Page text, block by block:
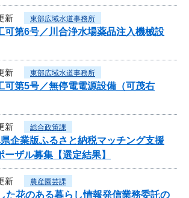
新 東部広域水道事務所
可第6号／川合浄水場薬品注入機械設
新 東部広域水道事務所
可第5号／無停電電源設備（可茂右
新 総合政策課
企業版ふるさと納税マッチング支援
ザル募集【選定結果】
新 農産園芸課
た花のある暮らし情報発信業務委託の